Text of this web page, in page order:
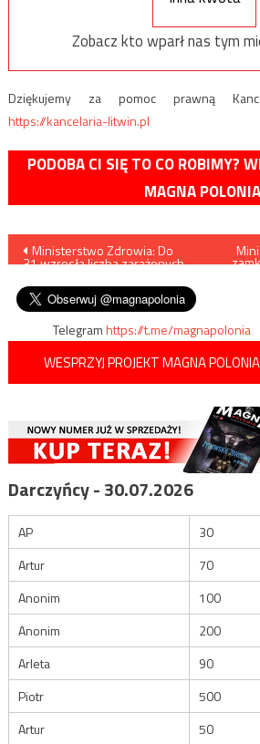
Zobacz kto wparł nas tym
Dziękujemy za pomoc prawną
https://kancelaria-litwin.pl
PODOBA CI SIĘ TO CO ROBIMY?
MAGNA
Nawigacja
wpisu
Ministerstwo Zdrowia: Do
31 wzrosła liczba zarażonych
Telegramhttps://t.me/magnapolonia
WESPRZYJ PROJEKT MAGNA POLONIA
Darczyńcy - 30.07.2026
AP
30
Artur
70
Anonim
100
Anonim
200
Arleta
90
Piotr
500
Artur
50